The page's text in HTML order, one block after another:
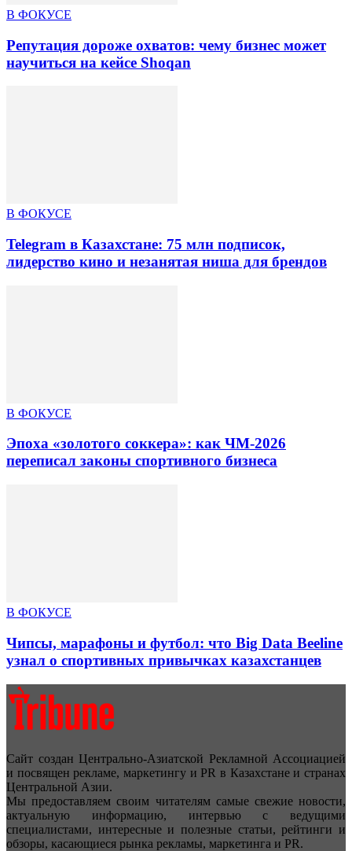
В ФОКУСЕ
Репутация дороже охватов: чему бизнес может
научиться на кейсе Shoqan
В ФОКУСЕ
Telegram в Казахстане: 75 млн подписок,
лидерство кино и незанятая ниша для брендов
В ФОКУСЕ
Эпоха «золотого соккера»: как ЧМ-2026
переписал законы спортивного бизнеса
В ФОКУСЕ
Чипсы, марафоны и футбол: что Big Data Beeline
узнал о спортивных привычках казахстанцев
Сайт создан Центрально-Азиатской Рекламной Ассоциацией
и посвящен рекламе, маркетингу и PR в Казахстане и странах
Центральной Азии.
Мы предоставляем своим читателям самые свежие новости,
актуальную информацию, интервью с ведущими
специалистами, интересные и полезные статьи, рейтинги и
обзоры, касающиеся рынка рекламы, маркетинга и PR.